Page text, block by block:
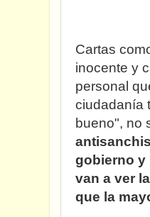
Cartas
inocente y
personal
ciudadanía
bueno", no
gobierno y
van a ver
que la